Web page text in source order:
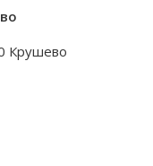
Крушево